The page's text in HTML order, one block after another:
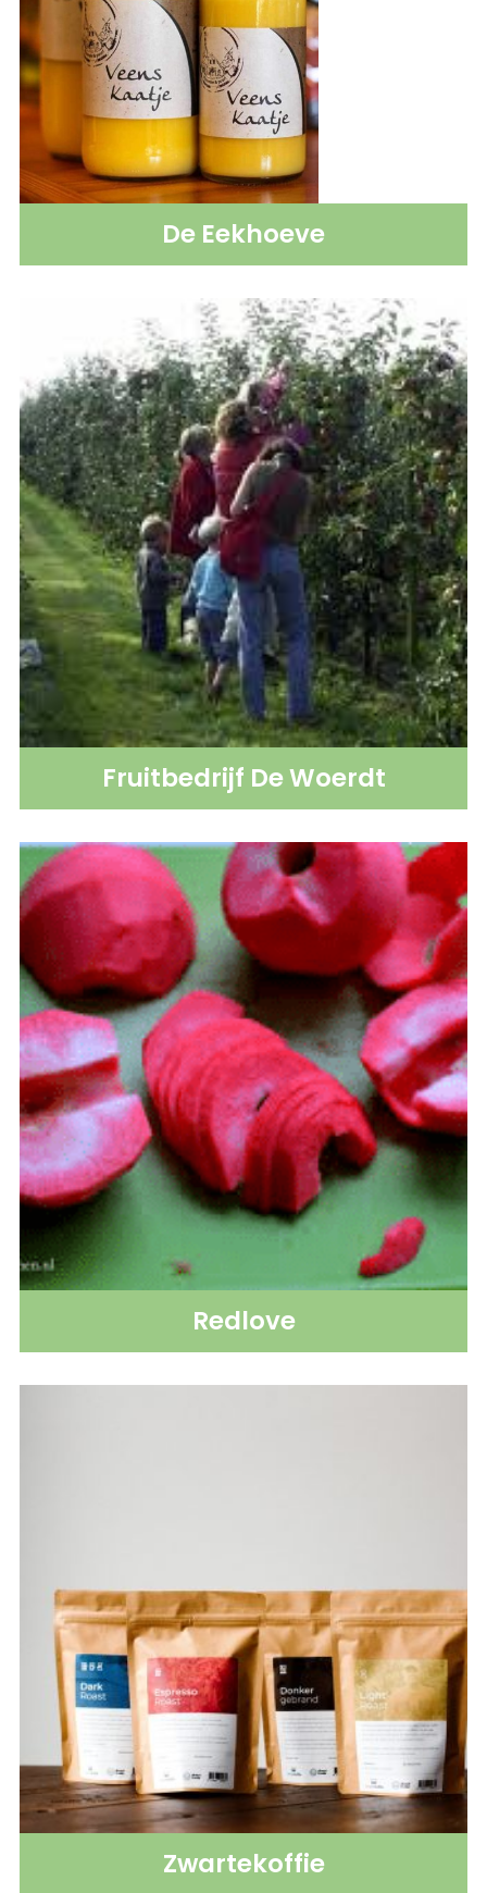
De Eekhoeve
Fruitbedrijf De Woerdt
Redlove
Zwartekoffie